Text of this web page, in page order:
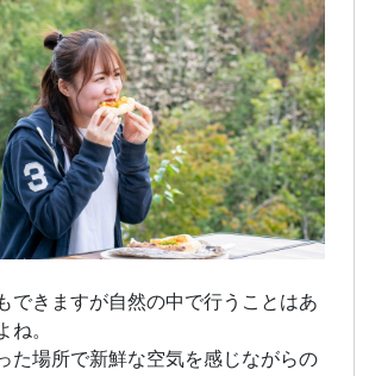
できますが自然の中で行うことはあ
ね。
た場所で新鮮な空気を感じながらの